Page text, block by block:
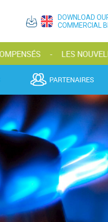
DOWNLOAD
COMMERCIAL
LES NOUVELLES
PARTENAIRES